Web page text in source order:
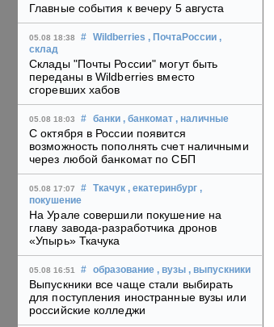
Главные события к вечеру 5 августа
05.08 18:38 # Wildberries , ПочтаРоссии ,
склад
Склады "Почты России" могут быть
переданы в Wildberries вместо
сгоревших хабов
05.08 18:03 # банки , банкомат , наличные
С октября в России появится
возможность пополнять счет наличными
через любой банкомат по СБП
05.08 17:07 # Ткачук , екатеринбург ,
покушение
На Урале совершили покушение на
главу завода-разработчика дронов
«Упырь» Ткачука
05.08 16:51 # образование , вузы , выпускники
Выпускники все чаще стали выбирать
для поступления иностранные вузы или
российские колледжи